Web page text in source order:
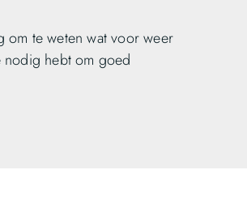
te weten wat voor weer
nodig hebt om goed